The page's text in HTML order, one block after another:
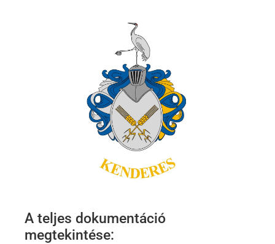
A teljes dokumentáció
megtekintése: